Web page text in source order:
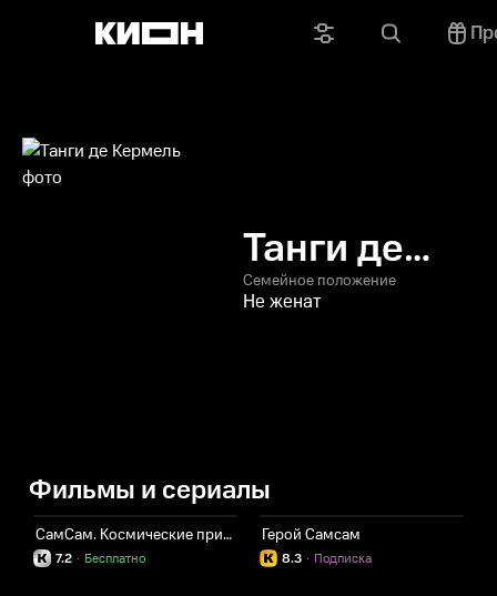
Танги де
Кермель
Семейное положение
Не женат
Фильмы и сериалы
СамСам. Космические приключения
7.2 Бесплатно
·
Герой Самсам
8.3 Подписка
·